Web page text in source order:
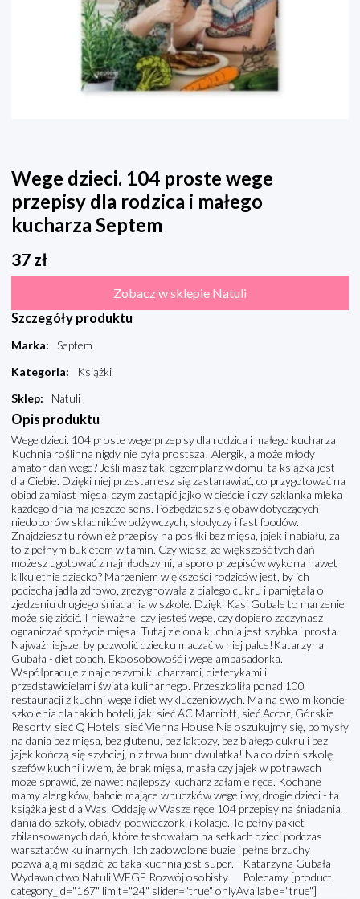
Wege dzieci. 104 proste wege
przepisy dla rodzica i małego
kucharza Septem
37 zł
Zobacz w sklepie Natuli
Szczegóły produktu
Marka:
Septem
Kategoria:
Książki
Sklep: Natuli
Opis produktu
Wege dzieci. 104 proste wege przepisy dla rodzica i małego kucharza
Kuchnia roślinna nigdy nie była prostsza! Alergik, a może młody
amator dań wege? Jeśli masz taki egzemplarz w domu, ta książka jest
dla Ciebie. Dzięki niej przestaniesz się zastanawiać, co przygotować na
obiad zamiast mięsa, czym zastąpić jajko w cieście i czy szklanka mleka
każdego dnia ma jeszcze sens. Pozbędziesz się obaw dotyczących
niedoborów składników odżywczych, słodyczy i fast foodów.
Znajdziesz tu również przepisy na posiłki bez mięsa, jajek i nabiału, za
to z pełnym bukietem witamin. Czy wiesz, że większość tych dań
możesz ugotować z najmłodszymi, a sporo przepisów wykona nawet
kilkuletnie dziecko? Marzeniem większości rodziców jest, by ich
pociecha jadła zdrowo, zrezygnowała z białego cukru i pamiętała o
zjedzeniu drugiego śniadania w szkole. Dzięki Kasi Gubale to marzenie
może się ziścić. I nieważne, czy jesteś wege, czy dopiero zaczynasz
ograniczać spożycie mięsa. Tutaj zielona kuchnia jest szybka i prosta.
Najważniejsze, by pozwolić dziecku maczać w niej palce!Katarzyna
Gubała - diet coach. Ekoosobowość i wege ambasadorka.
Współpracuje z najlepszymi kucharzami, dietetykami i
przedstawicielami świata kulinarnego. Przeszkoliła ponad 100
restauracji z kuchni wege i diet wykluczeniowych. Ma na swoim koncie
szkolenia dla takich hoteli, jak: sieć AC Marriott, sieć Accor, Górskie
Resorty, sieć Q Hotels, sieć Vienna House.Nie oszukujmy się, pomysły
na dania bez mięsa, bez glutenu, bez laktozy, bez białego cukru i bez
jajek kończą się szybciej, niż trwa bunt dwulatka! Na co dzień szkolę
szefów kuchni i wiem, że brak mięsa, masła czy jajek w potrawach
może sprawić, że nawet najlepszy kucharz załamie ręce. Kochane
mamy alergików, babcie mające wnuczków wege i wy, drogie dzieci - ta
książka jest dla Was. Oddaję w Wasze ręce 104 przepisy na śniadania,
dania do szkoły, obiady, podwieczorki i kolacje. To pełny pakiet
zbilansowanych dań, które testowałam na setkach dzieci podczas
warsztatów kulinarnych. Ich zadowolone buzie i pełne brzuchy
pozwalają mi sądzić, że taka kuchnia jest super. - Katarzyna Gubała
Wydawnictwo Natuli WEGE Rozwój osobisty Polecamy [product
category_id="167" limit="24" slider="true" onlyAvailable="true"]